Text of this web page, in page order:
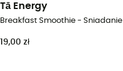
Tā Energy
Breakfast Smoothie - Sniadanie
19,00 zł